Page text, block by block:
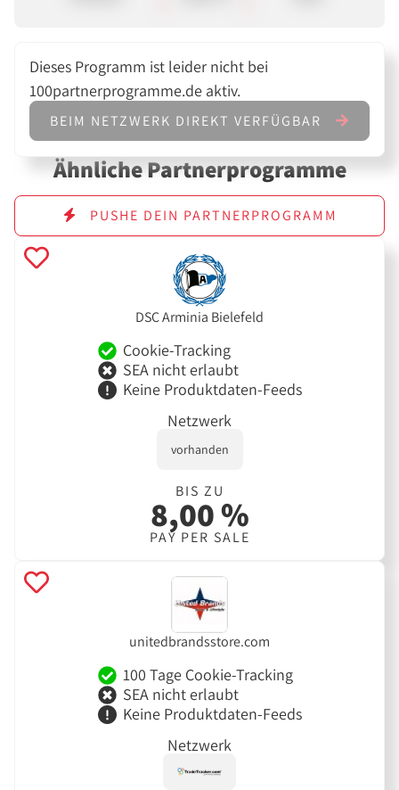
Dieses Programm ist leider nicht bei
100partnerprogramme.de aktiv.
BEIM NETZWERK DIREKT VERFÜGBAR
Ähnliche Partnerprogramme
PUSHE DEIN PARTNERPROGRAMM
DSC Arminia Bielefeld
Cookie-Tracking
SEA nicht erlaubt
Keine Produktdaten-Feeds
Netzwerk
vorhanden
BIS ZU
8,00 %
PAY PER SALE
unitedbrandsstore.com
100 Tage Cookie-Tracking
SEA nicht erlaubt
Keine Produktdaten-Feeds
Netzwerk